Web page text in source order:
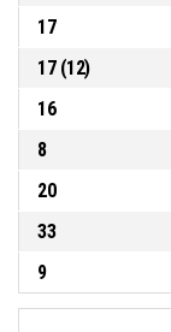
17
17(12)
16
8
20
33
9